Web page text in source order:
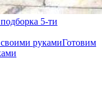
5-ти
Готовим